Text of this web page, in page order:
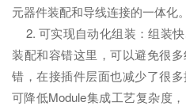
元器件装配和导线连接的一体化。
2. 可实现自动化组装：组装
装配和容错这里，可以避免很
错，在接插件层面也减少了很
可降低Module集成工艺复杂度